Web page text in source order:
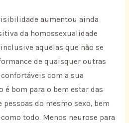
aumentou ainda
da homossexualidade
aquelas que não se
de quaisquer outras
com a sua
é bom para o bem estar das
do mesmo sexo, bem
todo. Menos neurose para